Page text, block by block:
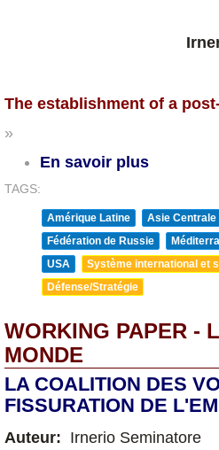
The establishment of a
»
En savoir plus
TAGS:
Amérique Latine
Asie Centrale
Fédération de Russie
USA
Système international et
Défense/Stratégie
WORKING PAPER -
MONDE
LA COALITION DES
FISSURATION DE
Auteur: Irnerio Seminatore